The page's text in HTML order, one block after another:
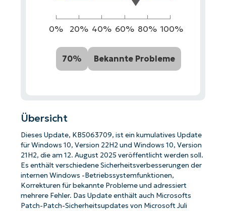
0% 20% 40% 60% 80% 100%
70% Bekannte Probleme
Übersicht
Dieses Update, KB5063709, ist ein kumulatives Update
für Windows 10, Version 22H2 und Windows 10, Version
21H2, die am 12. August 2025 veröffentlicht werden soll.
Es enthält verschiedene Sicherheitsverbesserungen der
internen Windows -Betriebssystemfunktionen,
Korrekturen für bekannte Probleme und adressiert
mehrere Fehler. Das Update enthält auch Microsofts
Patch-Patch-Sicherheitsupdates von Microsoft Juli